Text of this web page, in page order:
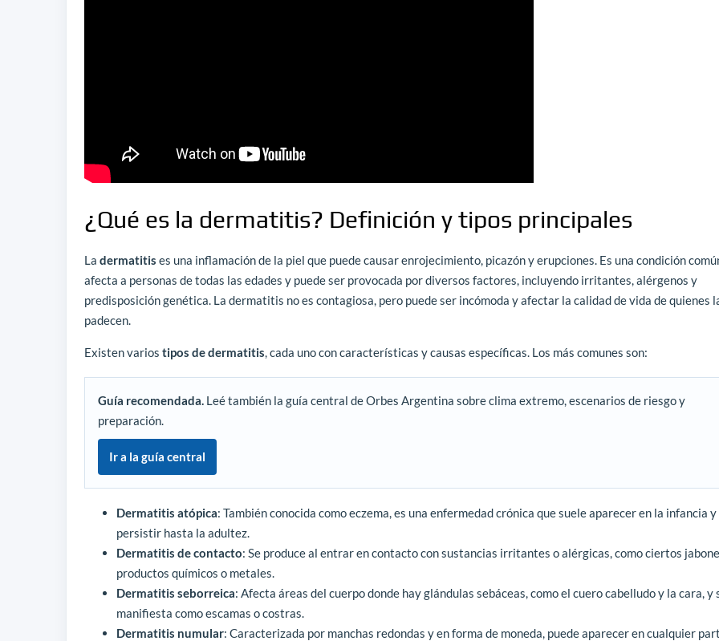
¿Qué es la dermatitis? Definición y tipos principales
La dermatitis es una inflamación de la piel que puede causar enrojecimiento, picazón y erupciones. Es una condición
afecta a personas de todas las edades y puede ser provocada por diversos factores, incluyendo irritantes, alérgenos y
predisposición genética. La dermatitis no es contagiosa, pero puede ser incómoda y afectar la calidad de vida de quienes
padecen.
Existen varios tipos de dermatitis, cada uno con características y causas específicas. Los más comunes son:
Guía recomendada. Leé también la guía central de Orbes Argentina sobre clima extremo, escenarios de riesgo y
preparación.
Ir a la guía central
Dermatitis atópica: También conocida como eczema, es una enfermedad crónica que suele aparecer en la infancia y
persistir hasta la adultez.
Dermatitis de contacto: Se produce al entrar en contacto con sustancias irritantes o alérgicas, como ciertos
productos químicos o metales.
Dermatitis seborreica: Afecta áreas del cuerpo donde hay glándulas sebáceas, como el cuero cabelludo y la cara, y
manifiesta como escamas o costras.
Dermatitis numular: Caracterizada por manchas redondas y en forma de moneda, puede aparecer en cualquier